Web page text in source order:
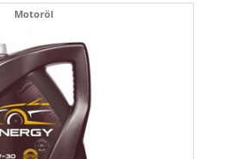
Motoröl